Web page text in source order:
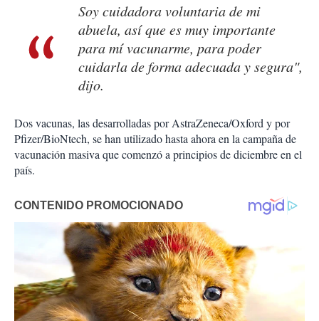
Soy cuidadora voluntaria de mi
abuela, así que es muy importante
para mí vacunarme, para poder
cuidarla de forma adecuada y segura",
dijo.
Dos vacunas, las desarrolladas por AstraZeneca/Oxford y por
Pfizer/BioNtech, se han utilizado hasta ahora en la campaña de
vacunación masiva que comenzó a principios de diciembre en el
país.